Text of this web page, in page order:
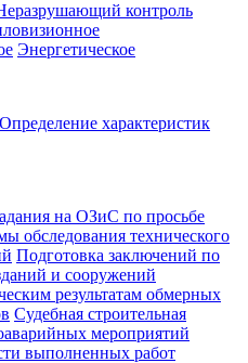
контроль
Энергетическое
Определение характеристик
на ОЗиС по просьбе
обследования технического
Подготовка заключений по
и сооружений
результатам обмерных
Судебная строительная
мероприятий
выполненных работ